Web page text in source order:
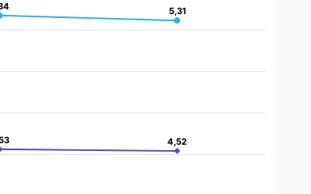
5,31
5,31
4,52
4,52